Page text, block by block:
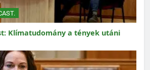
Klímatudomány a tények utáni